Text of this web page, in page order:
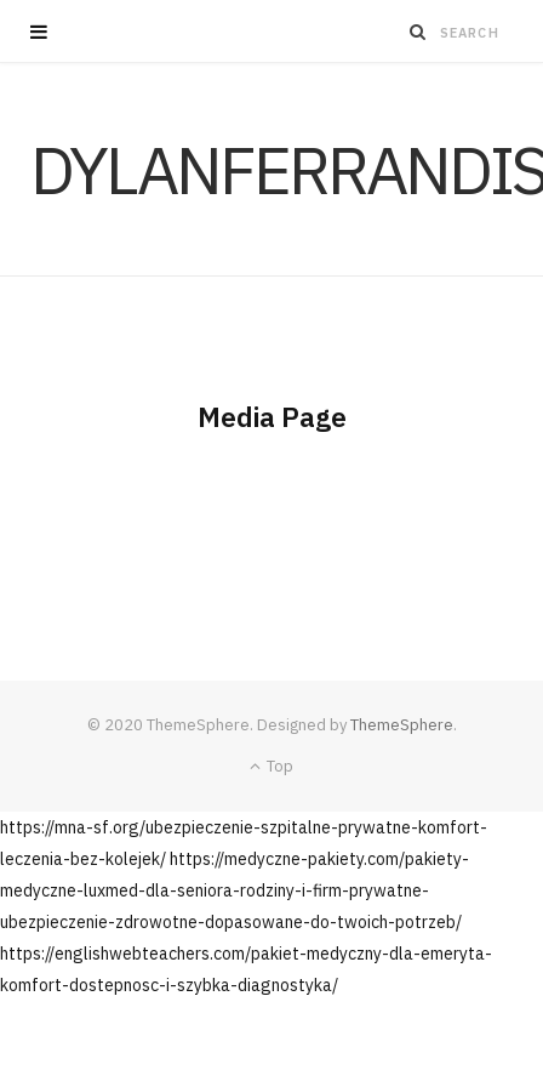
Media Page
© 2020 ThemeSphere. Designed byThemeSphere.
Top
https://mna-sf.org/ubezpieczenie-szpitalne-prywatne-komfort-
leczenia-bez-kolejek/https://medyczne-pakiety.com/pakiety-
medyczne-luxmed-dla-seniora-rodziny-i-firm-prywatne-
ubezpieczenie-zdrowotne-dopasowane-do-twoich-potrzeb/
https://englishwebteachers.com/pakiet-medyczny-dla-emeryta-
komfort-dostepnosc-i-szybka-diagnostyka/